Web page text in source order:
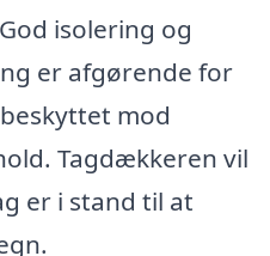
God isolering og
er afgørende for
mod
Tagdækkeren vil
er i stand til at